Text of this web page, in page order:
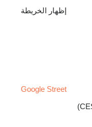
إظهار الخريطة
Google Street